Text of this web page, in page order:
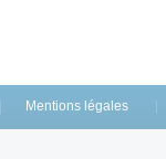
Mentions légales